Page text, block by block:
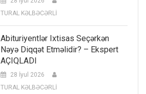
TURAL KƏLBƏCƏRLİ
Abituriyentlər Ixtisas Seçərkən
Nəyə Diqqət Etməlidir? – Ekspert
AÇIQLADI
28 İyul 2026
TURAL KƏLBƏCƏRLİ